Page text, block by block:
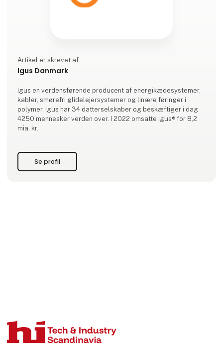
Artikel er skrevet af:
Igus Danmark
Igus en verdensførende producent af energikædesystemer,
kabler, smørefri glidelejersystemer og linære føringer i
polymer. Igus har 34 datterselskaber og beskæftiger i dag
4250 mennesker verden over. I 2022 omsatte igus® for 8,2
mia. kr.
Se profil